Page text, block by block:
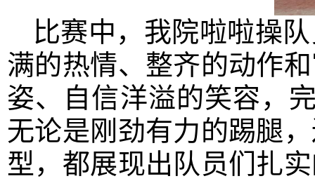
比赛中，我院啦啦操
满的热情、整齐的动作
姿、自信洋溢的笑容，
无论是刚劲有力的踢腿
型，都展现出队员们扎